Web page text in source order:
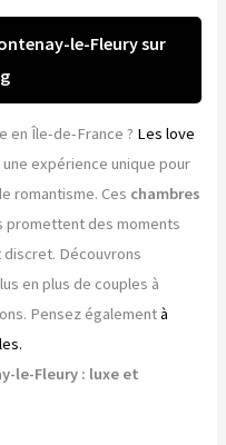
le-Fleury sur
en Île-de-France ? Les love
expérience unique pour
romantisme. Ces chambres
promettent des moments
discret. Découvrons
en plus de couples à
Pensez égalementà
le-Fleury : luxe et